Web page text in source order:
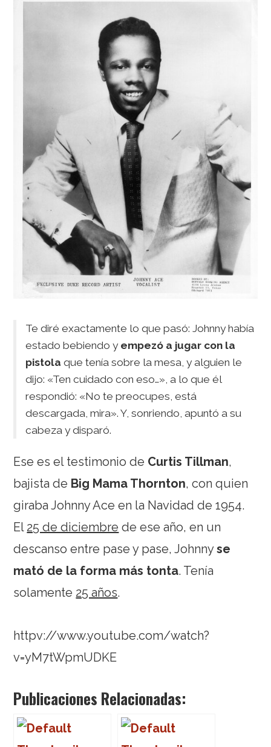
Te diré exactamente lo que pasó: Johnny había
estado bebiendo y empezó a jugar con la
pistola que tenía sobre la mesa, y alguien le
dijo: «Ten cuidado con eso…», a lo que él
respondió: «No te preocupes, está
descargada, mira». Y, sonriendo, apuntó a su
cabeza y disparó.
Ese es el testimonio de Curtis Tillman,
bajista de Big Mama Thornton, con quien
giraba Johnny Ace en la Navidad de 1954.
El 25 de diciembre de ese año, en un
descanso entre pase y pase, Johnnyse
mató de la forma más tonta. Tenía
solamente 25 años.
httpv://www.youtube.com/watch?
v=yM7tWpmUDKE
Publicaciones Relacionadas: